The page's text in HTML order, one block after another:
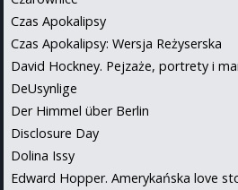
Czas Apokalipsy
Czas Apokalipsy: Wersja Reżyserska
David Hockney. Pejzaże, portrety i
DeUsynlige
Der Himmel über Berlin
Disclosure Day
Dolina Issy
Edward Hopper. Amerykańska love